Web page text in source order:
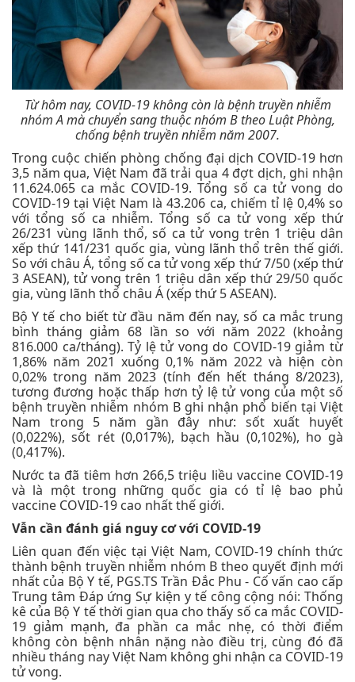
Từ hôm nay, COVID-19 không còn là bệnh truyền nhiễm
nhóm A mà chuyển sang thuộc nhóm B theo Luật Phòng,
chống bệnh truyền nhiễm năm 2007.
Trong cuộc chiến phòng chống đại dịch COVID-19 hơn
3,5 năm qua, Việt Nam đã trải qua 4 đợt dịch, ghi nhận
11.624.065 ca mắc COVID-19. Tổng số ca tử vong do
COVID-19 tại Việt Nam là 43.206 ca, chiếm tỉ lệ 0,4% so
với tổng số ca nhiễm. Tổng số ca tử vong xếp thứ
26/231 vùng lãnh thổ, số ca tử vong trên 1 triệu dân
xếp thứ 141/231 quốc gia, vùng lãnh thổ trên thế giới.
So với châu Á, tổng số ca tử vong xếp thứ 7/50 (xếp thứ
3 ASEAN), tử vong trên 1 triệu dân xếp thứ 29/50 quốc
gia, vùng lãnh thổ châu Á (xếp thứ 5 ASEAN).
Bộ Y tế cho biết từ đầu năm đến nay, số ca mắc trung
bình tháng giảm 68 lần so với năm 2022 (khoảng
816.000 ca/tháng). Tỷ lệ tử vong do COVID-19 giảm từ
1,86% năm 2021 xuống 0,1% năm 2022 và hiện còn
0,02% trong năm 2023 (tính đến hết tháng 8/2023),
tương đương hoặc thấp hơn tỷ lệ tử vong của một số
bệnh truyền nhiễm nhóm B ghi nhận phổ biến tại Việt
Nam trong 5 năm gần đây như: sốt xuất huyết
(0,022%), sốt rét (0,017%), bạch hầu (0,102%), ho gà
(0,417%).
Nước ta đã tiêm hơn 266,5 triệu liều vaccine COVID-19
và là một trong những quốc gia có tỉ lệ bao phủ
vaccine COVID-19 cao nhất thế giới.
Vẫn cần đánh giá nguy cơ với COVID-19
Liên quan đến việc tại Việt Nam, COVID-19 chính thức
thành bệnh truyền nhiễm nhóm B theo quyết định mới
nhất của Bộ Y tế, PGS.TS Trần Đắc Phu - Cố vấn cao cấp
Trung tâm Đáp ứng Sự kiện y tế công cộng nói: Thống
kê của Bộ Y tế thời gian qua cho thấy số ca mắc COVID-
19 giảm mạnh, đa phần ca mắc nhẹ, có thời điểm
không còn bệnh nhân nặng nào điều trị, cùng đó đã
nhiều tháng nay Việt Nam không ghi nhận ca COVID-19
tử vong.